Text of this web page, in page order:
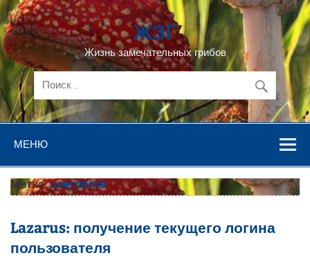
Перейти
к
содержимому
ЖЗГ
Жизнь замечательных грибов
МЕНЮ
Метка:username
Lazarus: получение текущего логина
пользователя